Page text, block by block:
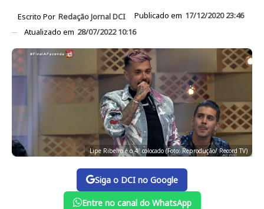
Escrito Por Redação Jornal DCI Publicado em 17/12/2020 23:46
Atualizado em 28/07/2022 10:16
Lipe Ribeiro é o 4º colocado (Foto: Reprodução/ Record TV)
Siga o DCI no Google
Entre no canal do WhatsApp